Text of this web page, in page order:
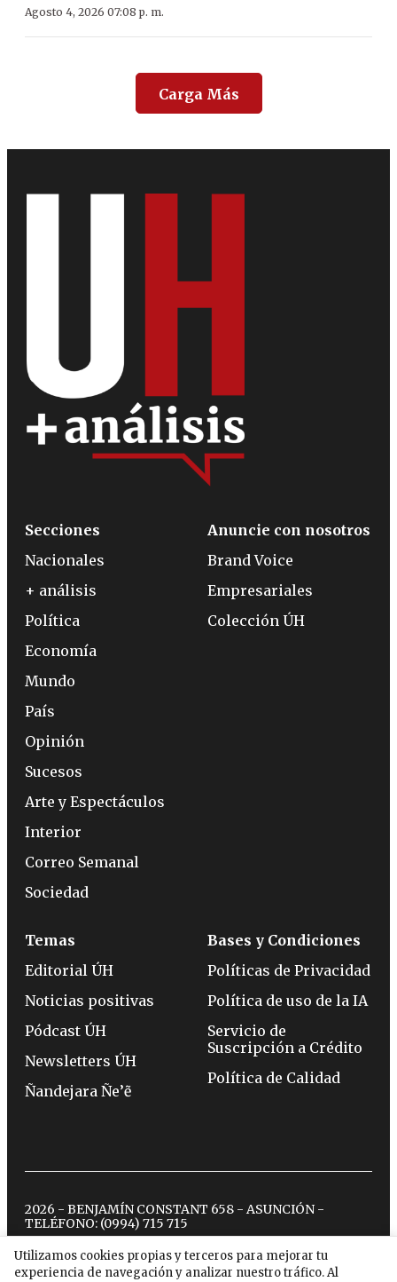
Agosto 4, 2026 07:08 p. m.
Carga Más
Utilizamos cookies propias y terceros para mejorar tu
experiencia de navegación y analizar nuestro tráfico. Al
Secciones
Nacionales
+ análisis
Política
Economía
Mundo
País
Opinión
Sucesos
Arte y Espectáculos
Interior
Correo Semanal
Sociedad
Anuncie con nosotros
Brand Voice
Empresariales
Colección ÚH
Temas
Editorial ÚH
Noticias positivas
Pódcast ÚH
Newsletters ÚH
Ñandejara Ñe’ẽ
Bases y Condiciones
Políticas de Privacidad
Política de uso de la IA
Servicio de
Suscripción a Crédito
Política de Calidad
2026 - BENJAMÍN CONSTANT 658 - ASUNCIÓN -
TELÉFONO: (0994) 715 715